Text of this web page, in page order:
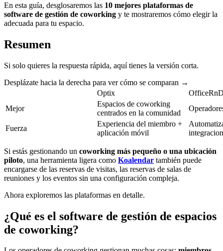
En esta guía, desglosaremos las 10 mejores plataformas de
software de gestión de coworking y te mostraremos cómo elegir la
adecuada para tu espacio.
Resumen
Si solo quieres la respuesta rápida, aquí tienes la versión corta.
Desplázate hacia la derecha para ver cómo se comparan →
Optix
Mejor
Espacios de coworking
centrados en la comunidad
Fuerza
Experiencia del miembro +
aplicación móvil
Si estás gestionando un coworking más pequeño o una ubicación
piloto, una herramienta ligera como Koalendar también puede
encargarse de las reservas de visitas, las reservas de salas de
reuniones y los eventos sin una configuración compleja.
Ahora exploremos las plataformas en detalle.
¿Qué es el software de gestión de espacios
de coworking?